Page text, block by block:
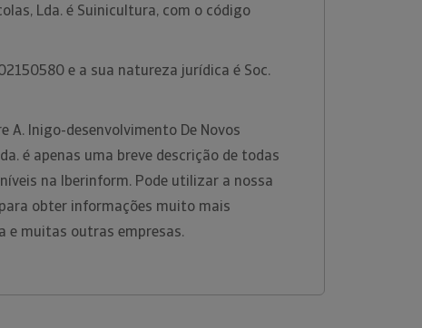
Lda. é Suinicultura, com o código
e a sua natureza jurídica é Soc.
A. Inigo-desenvolvimento De Novos
é apenas uma breve descrição de todas
na Iberinform. Pode utilizar a nossa
obter informações muito mais
e muitas outras empresas.